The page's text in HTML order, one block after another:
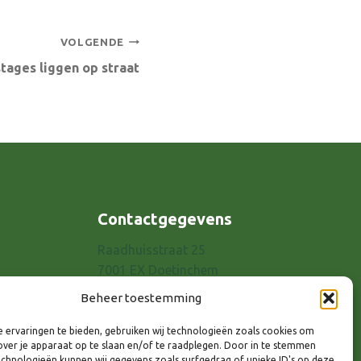
Beheer toestemming
ervaringen te bieden, gebruiken wij technologieën zoals cookies om
je apparaat op te slaan en/of te raadplegen. Door in te stemmen
VOLGENDE
liggen op straat
Contactgegevens
E-mail: info@8rhk.nl
Privacyverklaring